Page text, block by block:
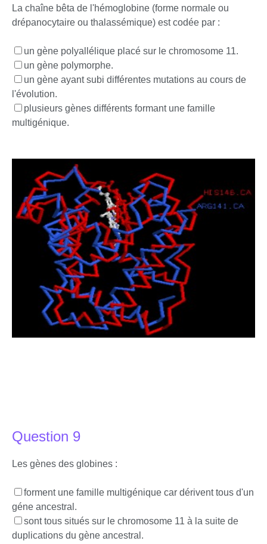
La chaîne bêta de l'hémoglobine (forme normale ou
drépanocytaire ou thalassémique) est codée par :
un gène polyallélique placé sur le chromosome 11.
un gène polymorphe.
un gène ayant subi différentes mutations au cours de
l'évolution.
plusieurs gènes différents formant une famille
multigénique.
Question 9
Les gènes des globines :
forment une famille multigénique car dérivent tous d'un
géne ancestral.
sont tous situés sur le chromosome 11 à la suite de
duplications du gène ancestral.